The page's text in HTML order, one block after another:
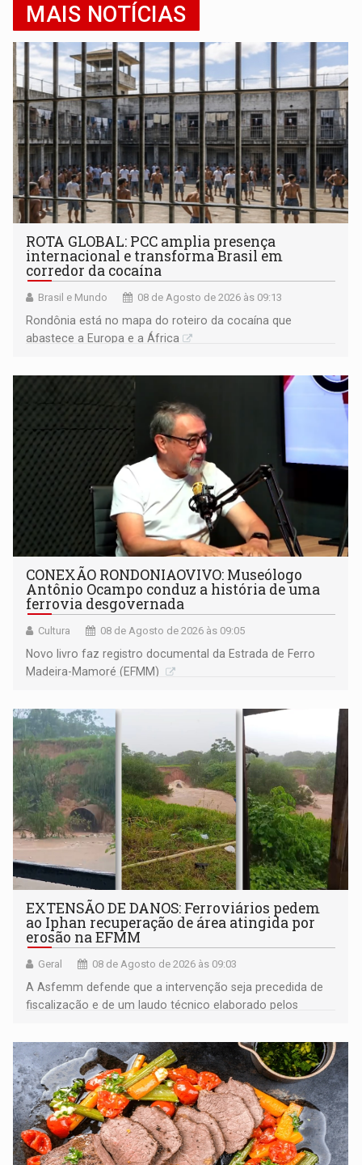
MAIS NOTÍCIAS
ROTA GLOBAL: PCC amplia presença
internacional e transforma Brasil em
corredor da cocaína
Brasil e Mundo 08 de Agosto de 2026 às 09:13
Rondônia está no mapa do roteiro da cocaína que
abastece a Europa e a África
CONEXÃO RONDONIAOVIVO: Museólogo
Antônio Ocampo conduz a história de uma
ferrovia desgovernada
Cultura 08 de Agosto de 2026 às 09:05
Novo livro faz registro documental da Estrada de Ferro
Madeira-Mamoré (EFMM)
EXTENSÃO DE DANOS: Ferroviários pedem
ao Iphan recuperação de área atingida por
erosão na EFMM
Geral 08 de Agosto de 2026 às 09:03
A Asfemm defende que a intervenção seja precedida de
fiscalização e de um laudo técnico elaborado pelos